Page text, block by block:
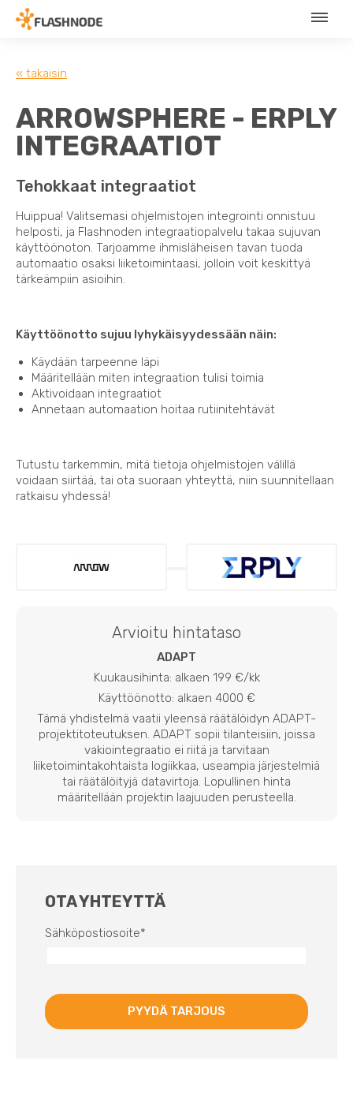
« takaisin
ARROWSPHERE - ERPLY
INTEGRAATIOT
Tehokkaat integraatiot
Huippua! Valitsemasi ohjelmistojen integrointi onnistuu
helposti, ja Flashnoden integraatiopalvelu takaa sujuvan
käyttöönoton. Tarjoamme ihmisläheisen tavan tuoda
automaatio osaksi liiketoimintaasi, jolloin voit keskittyä
tärkeämpiin asioihin.
Käyttöönotto sujuu lyhykäisyydessään näin:
Käydään tarpeenne läpi
Määritellään miten integraation tulisi toimia
Aktivoidaan integraatiot
Annetaan automaation hoitaa rutiinitehtävät
Tutustu tarkemmin, mitä tietoja ohjelmistojen välillä
voidaan siirtää, tai ota suoraan yhteyttä, niin suunnitellaan
ratkaisu yhdessä!
Arvioitu hintataso
ADAPT
Kuukausihinta: alkaen 199 €/kk
Käyttöönotto: alkaen 4000 €
Tämä yhdistelmä vaatii yleensä räätälöidyn ADAPT-
projektitoteutuksen. ADAPT sopii tilanteisiin, joissa
vakiointegraatio ei riitä ja tarvitaan
liiketoimintakohtaista logiikkaa, useampia järjestelmiä
tai räätälöityjä datavirtoja. Lopullinen hinta
määritellään projektin laajuuden perusteella.
OTA YHTEYTTÄ
Sähköpostiosoite*